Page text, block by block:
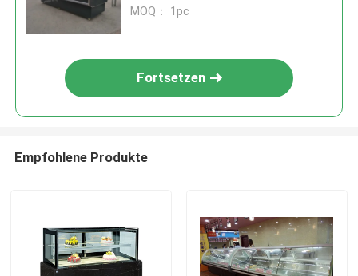
MOQ： 1pc
Fortsetzen
Empfohlene Produkte